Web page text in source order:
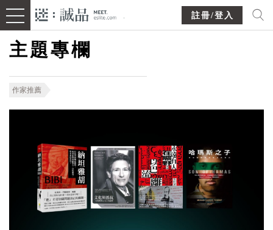
註冊/登入
主題專欄
作家推薦